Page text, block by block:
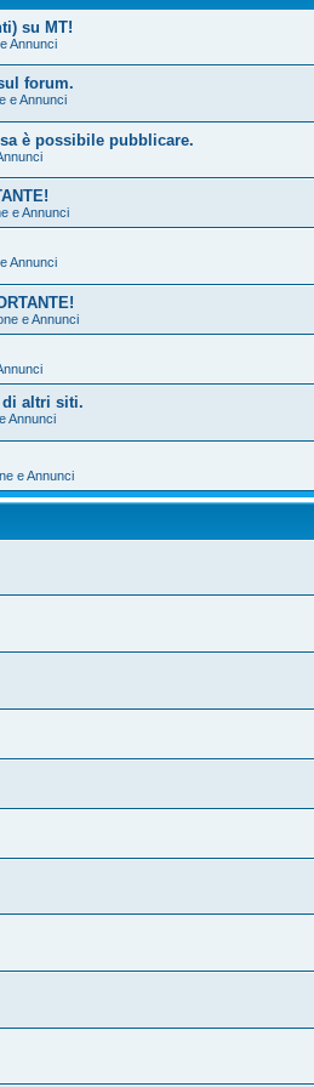
su MT!
Annunci
forum.
e Annunci
è possibile pubblicare.
e Annunci
Annunci
e Annunci
di altri siti.
Annunci
e Annunci